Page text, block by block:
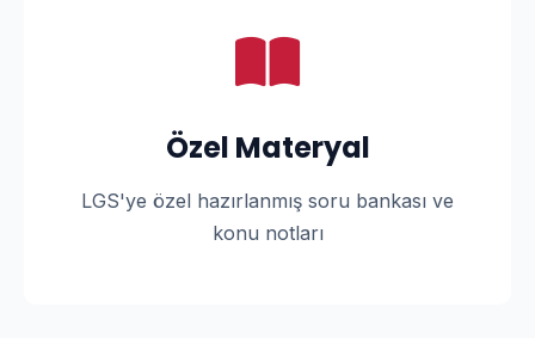
Özel Materyal
LGS'ye özel hazırlanmış soru bankası ve
konu notları